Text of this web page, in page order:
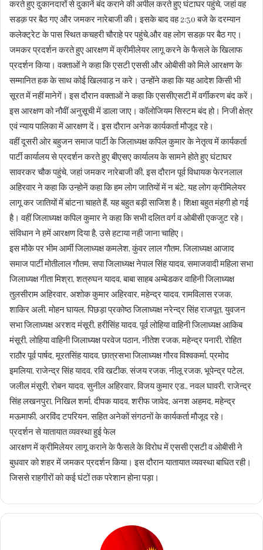
करते हुए दुकानदारों से दुकानें बंद कराने की अपील करते हुए घंटाघर पहुंचे, जहां वह
सडक़ पर बैठ गए और जमकर नारेबाजी की। इसके बाद वह 2:30 बजे के दरम्यान
कलेक्ट्रेट के पास स्थित कचहरी चौराहे पर पहुंचे,और वह लोग सडक़ पर बैठ गए।
जमकर प्रदर्शन करते हुए आरक्षण में क्रीमीलेयर लागू करने के फैसले के खिलाफ
प्रदर्शन किया। वक्ताओं ने कहा कि एसटी एससी और ओबीसी को मिले आरक्षण के
सम्मानित हक के साथ कोई खिलवाड़ न करे। उन्होंने कहा कि यह आदेश किसी भी
सूरत में नहीं मानेगें। इस दौरान वक्ताओं ने कहा कि एससीएसटी में वर्गीकरण बंद करें।
इस आरक्षण को नौवीं अनुसूची में डाला जाए। कॉलोजियम सिस्टम बंद हो। निजी क्षेत्र
एवं न्याय पालिका में आरक्षण दें। इस दौरान अनेक कार्यकर्ता मौजूद रहे।
वहीं दूसरी ओर बहुजन समाज पार्टी के जिलाध्यक्ष कपिल कुमार के नेतृत्व में कार्यकर्ता
पार्टी कार्यालय से प्रदर्शन करते हुए बीएसए कार्यालय के सामने होते हुए घंटाघर
सावरकर चौक पहुंचे, जहां जमकर नारेबाजी की, इस दौरान पूर्व विधायक फेरनलाल
अहिरवार ने कहा कि उन्होनें कहा कि हम लोग जातियों में न बंटे, यह लोग क्रीमिलेयर
लागू कर जातियों में बांटना चाहते हैं, यह बहुत बड़ी साजिश है। शिक्षा बहुत मंहगी हो गई
है। वहीं जिलाध्यक्ष कपिल कुमार ने कहा कि सभी दलित वर्ग व ओबीसी एकजुट रहे।
संविधान ने हमें आरक्षण दिया है, उसे हटाया नही जाना चाहिए।
इस मौके पर भीम आर्मी जिलाध्यक्ष कमलेश, कुंवर लाल गौतम, जिलाध्यक्ष आजाद
समाज पार्टी मोतीलाल गौतम, सपा जिलाध्यक्ष नेपाल सिंह यादव, समाजवादी महिला सभा
जिलाध्यक्ष गीता मिश्रा, शत्रुघन यादव, बाबा साहब अम्बेडकर वाहिनी जिलाध्यक्ष
तुलसीराम अहिरवार, अशोक कुमार अहिरवार, महेन्द्र यादव, रामविलास रजक,
शाकिर अली, मोहन घायल, पिछड़ा प्रकोष्ठ जिलाध्यक्ष नरेन्द्र सिंह राजपूत, युवजन
सभा जिलाध्यक्ष अरशद मंसूरी, हरीसिंह यादव, पूर्व लोहिया वाहिनी जिलाध्यक्ष आकिब
मंसूरी, लोहिया वाहिनी जिलाध्यक्ष परवेज पठान, नीतेश रजक, महेन्द्र पनारी, रोहित
राठौर पूर्व पार्षद, मूरतसिंह यादव, छात्रसभा जिलाध्यक्ष गौरव विश्वकर्मा, प्रमोद
इमलिया, राजेन्द्र सिंह यादव, रवि खटीक, संजय रजक, नीलू रजक, भूपेन्द्र पटेल,
जलील मंसूरी, रोबन यादव, सुनील अहिरवार, विजय कुमार एड., नवल घावरी, राजेन्द्र
सिंह लखनपुरा, निखिल शर्मा, दीपक यादव, शरीफ जावेद, अनश अहमद, महेन्द्र
मऊमाफी, अरविंद टपरियन, सहित अनेकों संगठनों के कार्यकर्ता मौजूद रहे।
प्रदर्शन से यातायात व्यवस्था हुई फेल
आरक्षण में क्रीमिलेयर लागू कराने के फैसले के विरोध में एससी एसटी व ओबीसी ने
बुधवार को शहर में जमकर प्रदर्शन किया। इस दौरान यातायात व्यवस्था बाधित रही।
जिससे राहगीरों को कई घंटों तक परेशान होना पड़ा।